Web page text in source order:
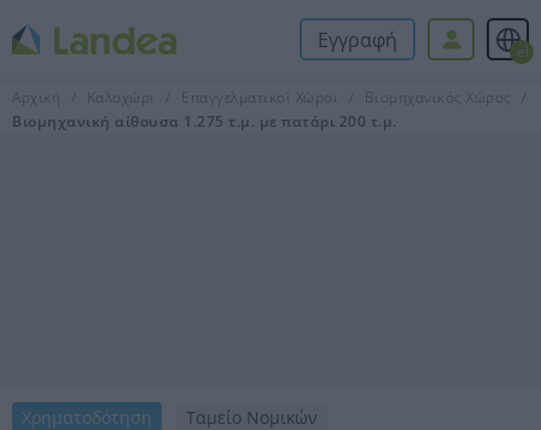
Εγγραφή el
Αρχική Καλοχώρι Επαγγελματικοί Χώροι
Βιομηχανικός Χώρος
Βιομηχανική αίθουσα 1.275 τ.μ. με πατάρι 200 τ.μ.
Χρηματοδότηση Ταμείο Νομικών